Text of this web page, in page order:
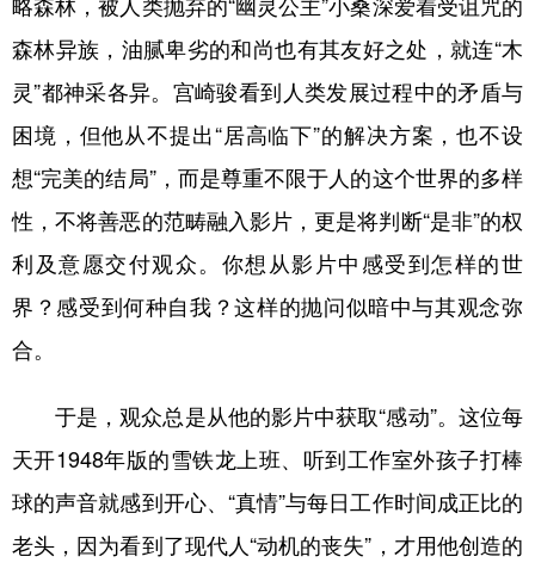
略森林，被人类抛弃的“幽灵公主”小桑深爱着受诅咒的
森林异族，油腻卑劣的和尚也有其友好之处，就连“木
灵”都神采各异。宫崎骏看到人类发展过程中的矛盾与
困境，但他从不提出“居高临下”的解决方案，也不设
想“完美的结局”，而是尊重不限于人的这个世界的多样
性，不将善恶的范畴融入影片，更是将判断“是非”的权
利及意愿交付观众。你想从影片中感受到怎样的世
界？感受到何种自我？这样的抛问似暗中与其观念弥
合。
于是，观众总是从他的影片中获取“感动”。这位每
天开1948年版的雪铁龙上班、听到工作室外孩子打棒
球的声音就感到开心、“真情”与每日工作时间成正比的
老头，因为看到了现代人“动机的丧失”，才用他创造的